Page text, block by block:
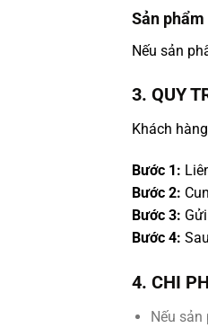
Sản
Nếu sản
3. QUY
Khách
Bước 1:
Bước 2:
Bước 3:
Bước 4:
4. CHI
Nếu